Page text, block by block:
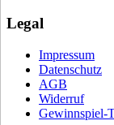
Legal
Impressum
Datenschutz
AGB
Widerruf
Gewinnspiel-